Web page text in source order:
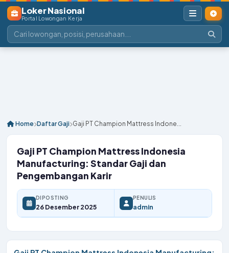
Loker Nasional
Portal Lowongan Kerja
Home Daftar Gaji Gaji PT Champion Mattress Indone...
Gaji PT Champion Mattress Indonesia
Manufacturing: Standar Gaji dan
Pengembangan Karir
DIPOSTING
26 Desember 2025
PENULIS
admin